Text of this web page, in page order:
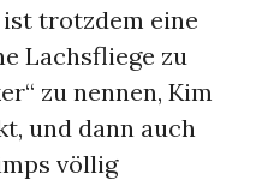
ist trotzdem eine
Lachsfliege zu
zu nennen, Kim
und dann auch
völlig